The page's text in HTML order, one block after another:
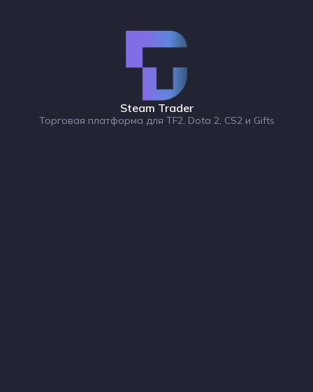
Steam Trader
Торговая платформа для TF2, Dota 2, CS2 и Gifts